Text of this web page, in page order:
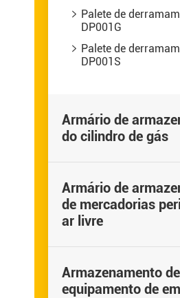

Palete de
DP001G

Palete de
DP001S
Armário de
do cilindro de gás
Armário de
de mercadorias
ar livre
Armazenamento de
equipamento de